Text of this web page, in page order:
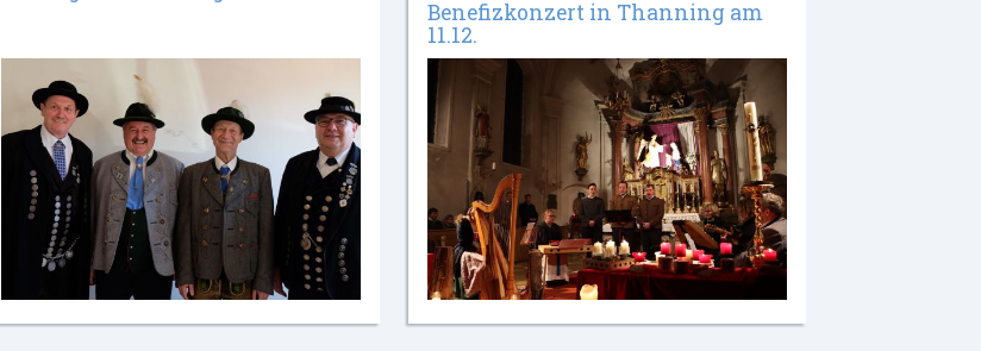
Benefizkonzert in Thanning am
11.12.